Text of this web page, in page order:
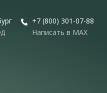
+7 (800) 301-07-88
Написать в MAX